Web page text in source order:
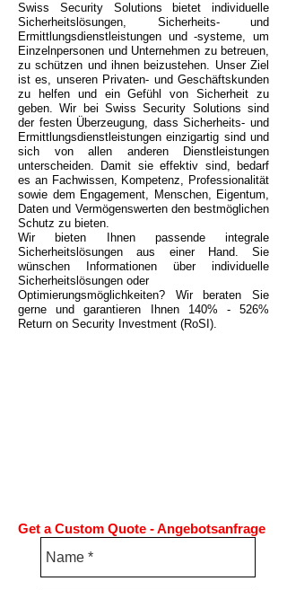
Swiss Security Solutions bietet individuelle
Sicherheitslösungen, Sicherheits- und
Ermittlungsdienstleistungen und -systeme, um
Einzelnpersonen und Unternehmen zu betreuen,
zu schützen und ihnen beizustehen. Unser Ziel
ist es, unseren Privaten- und Geschäftskunden
zu helfen und ein Gefühl von Sicherheit zu
geben. Wir bei Swiss Security Solutions sind
der festen Überzeugung, dass Sicherheits- und
Ermittlungsdienstleistungen einzigartig sind und
sich von allen anderen Dienstleistungen
unterscheiden. Damit sie effektiv sind, bedarf
es an Fachwissen, Kompetenz, Professionalität
sowie dem Engagement, Menschen, Eigentum,
Daten und Vermögenswerten den bestmöglichen
Schutz zu bieten.
Wir bieten Ihnen passende integrale
Sicherheitslösungen aus einer Hand. Sie
wünschen Informationen über individuelle
Sicherheitslösungen oder
Optimierungsmöglichkeiten? Wir beraten Sie
gerne undgarantieren Ihnen 140% - 526%
Return on Security Investment (RoSI).
Get a Custom Quote - Angebotsanfrage